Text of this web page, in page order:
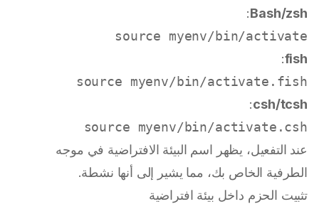
Bash/zsh
:
source myenv/bin/activate
fish
:
source myenv/bin/activate.fish
csh/tcsh
:
source myenv/bin/activate.csh
عند التفعيل، يظهر اسم البيئة الافتراضية في موجه
الطرفية الخاص بك، مما يشير إلى أنها نشطة.
تثبيت الحزم داخل بيئة افتراضية